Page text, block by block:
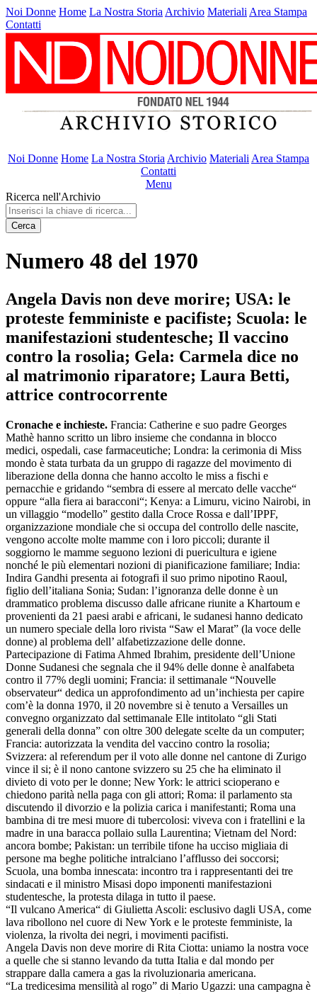
Noi Donne Home La Nostra Storia Archivio Materiali Area Stampa
Contatti
Noi Donne Home La Nostra Storia Archivio Materiali Area Stampa
Contatti
Menu
Ricerca nell'Archivio
Cerca
Numero 48 del 1970
Angela Davis non deve morire; USA: le
proteste femministe e pacifiste; Scuola: le
manifestazioni studentesche; Il vaccino
contro la rosolia; Gela: Carmela dice no
al matrimonio riparatore; Laura Betti,
attrice controcorrente
Cronache e inchieste. Francia: Catherine e suo padre Georges
Mathè hanno scritto un libro insieme che condanna in blocco
medici, ospedali, case farmaceutiche; Londra: la cerimonia di Miss
mondo è stata turbata da un gruppo di ragazze del movimento di
liberazione della donna che hanno accolto le miss a fischi e
pernacchie e gridando “sembra di essere al mercato delle vacche“
oppure “alla fiera ai baracconi“; Kenya: a Limuru, vicino Nairobi, in
un villaggio “modello” gestito dalla Croce Rossa e dall’IPPF,
organizzazione mondiale che si occupa del controllo delle nascite,
vengono accolte molte mamme con i loro piccoli; durante il
soggiorno le mamme seguono lezioni di puericultura e igiene
nonché le più elementari nozioni di pianificazione familiare; India:
Indira Gandhi presenta ai fotografi il suo primo nipotino Raoul,
figlio dell’italiana Sonia; Sudan: l’ignoranza delle donne è un
drammatico problema discusso dalle africane riunite a Khartoum e
provenienti da 21 paesi arabi e africani, le sudanesi hanno dedicato
un numero speciale della loro rivista “Saw el Marat” (la voce delle
donne) al problema dell’ alfabetizzazione delle donne.
Partecipazione di Fatima Ahmed Ibrahim, presidente dell’Unione
Donne Sudanesi che segnala che il 94% delle donne è analfabeta
contro il 77% degli uomini; Francia: il settimanale “Nouvelle
observateur“ dedica un approfondimento ad un’inchiesta per capire
com’è la donna 1970, il 20 novembre si è tenuto a Versailles un
convegno organizzato dal settimanale Elle intitolato “gli Stati
generali della donna” con oltre 300 delegate scelte da un computer;
Francia: autorizzata la vendita del vaccino contro la rosolia;
Svizzera: al referendum per il voto alle donne nel cantone di Zurigo
vince il si; è il nono cantone svizzero su 25 che ha eliminato il
divieto di voto per le donne; New York: le attrici scioperano e
chiedono parità nella paga con gli attori; Roma: il parlamento sta
discutendo il divorzio e la polizia carica i manifestanti; Roma una
bambina di tre mesi muore di tubercolosi: viveva con i fratellini e la
madre in una baracca pollaio sulla Laurentina; Vietnam del Nord:
ancora bombe; Pakistan: un terribile tifone ha ucciso migliaia di
persone ma beghe politiche intralciano l’afflusso dei soccorsi;
Scuola, una bomba innescata: incontro tra i rappresentanti dei tre
sindacati e il ministro Misasi dopo imponenti manifestazioni
studentesche, la protesta dilaga in tutto il paese.
“Il vulcano America“ di Giulietta Ascoli: esclusivo dagli USA, come
lava ribollono nel cuore di New York e le proteste femministe, la
violenza, la rivolta dei negri, i movimenti pacifisti.
Angela Davis non deve morire di Rita Ciotta: uniamo la nostra voce
a quelle che si stanno levando da tutta Italia e dal mondo per
strappare dalla camera a gas la rivoluzionaria americana.
“La tredicesima mensilità al rogo” di Mario Ugazzi: una campagna è